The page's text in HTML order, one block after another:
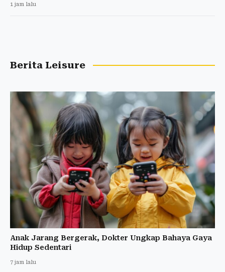
1 jam lalu
Berita Leisure
Anak Jarang Bergerak, Dokter Ungkap Bahaya Gaya
Hidup Sedentari
7 jam lalu